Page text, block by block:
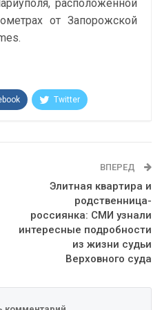
расположенной
от Запорожской
.
Twitter
ВПЕРЕД
Элитная квартира и
родственница-
россиянка: СМИ узнали
интересные подробности
из жизни судьи
Верховного суда